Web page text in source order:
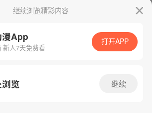
继续浏览精彩内容
App
新人7天免费看
打开APP
览 继续
备案/许可证号：粤B2-20090059-5